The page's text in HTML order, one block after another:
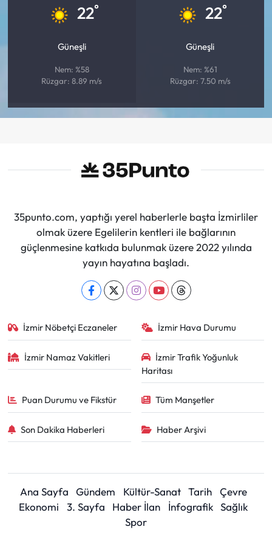
22°
Güneşli
Nem: %58
Rüzgar: 8.89 m/s
22°
Güneşli
Nem: %61
Rüzgar: 7.50 m/s
35punto.com, yaptığı yerel haberlerle başta İzmirliler
olmak üzere Egelilerin kentleri ile bağlarının
güçlenmesine katkıda bulunmak üzere 2022 yılında
yayın hayatına başladı.
İzmir Nöbetçi Eczaneler İzmir Hava Durumu
İzmir Namaz Vakitleri
İzmir Trafik Yoğunluk
Haritası
Puan Durumu ve Fikstür Tüm Manşetler
Son Dakika Haberleri Haber Arşivi
Ana Sayfa Gündem Kültür-Sanat Tarih
Çevre
Ekonomi
3. Sayfa Haber İlan İnfografik Sağlık
Spor